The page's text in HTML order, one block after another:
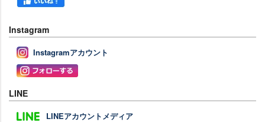
Instagram
Instagramアカウント
LINE
LINEアカウントメディア